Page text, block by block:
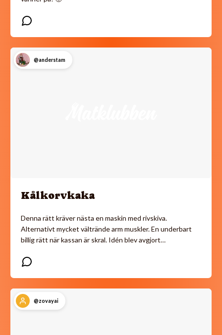
@anderstam
Kålkorvkaka
Denna rätt kräver nästa en maskin med rivskiva.
Alternativt mycket vältrände arm muskler. En underbart
billig rätt när kassan är skral. Idén blev avgjort…
@zovayai